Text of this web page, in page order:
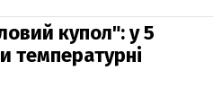
купол": у 5
температурні